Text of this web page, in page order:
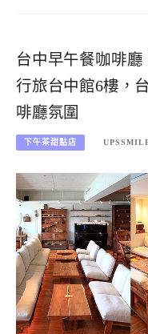
台中早午餐咖啡廳
行旅台中館6樓，
啡廳氛圍
下午茶甜點店